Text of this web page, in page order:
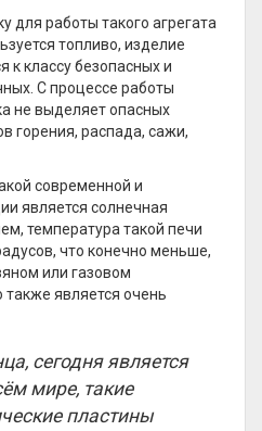
для работы такого агрегата
топливо, изделие
к классу безопасных и
С процессе работы
не выделяет опасных
горения, распада, сажи,
современной и
является солнечная
температура такой печи
что конечно меньше,
или газовом
также является очень
сегодня является
мире, такие
пластины